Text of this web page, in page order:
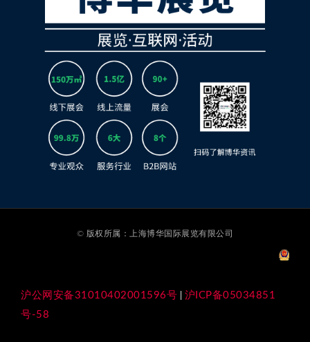
© 版权所属：上海博华国际展览有限公司
沪公网安备31010402001596号
沪ICP备05034851
号-58